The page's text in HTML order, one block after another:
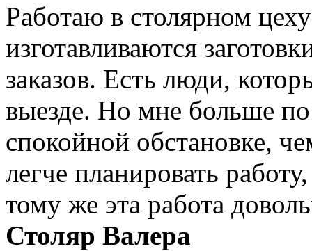
Работаю в столярном
изготавливаются
заказов. Есть люди,
выезде. Но мне больше
спокойной обстановке,
легче планировать
тому же эта работа
Столяр Валера